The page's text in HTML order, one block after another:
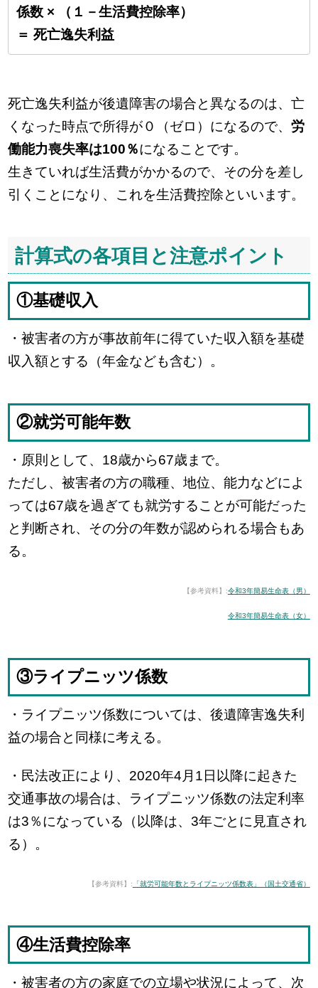
係数 × （１－生活費控除率）
＝ 死亡逸失利益
死亡逸失利益が後遺障害の場合と異なるのは、亡
くなった時点で所得が０（ゼロ）になるので、労
働能力喪失率は100％になることです。
生きていれば生活費がかかるので、その分を差し
引くことになり、これを生活費控除といいます。
計算式の各項目と注意ポイント
①基礎収入
・被害者の方が事故前年に得ていた収入額を基礎
収入額とする（年金なども含む）。
②就労可能年数
・原則として、18歳から67歳まで。
ただし、被害者の方の職種、地位、能力などによ
っては67歳を過ぎても就労することが可能だった
と判断され、その分の年数が認められる場合もあ
る。
【参考資料】:令和3年簡易生命表（男）
令和3年簡易生命表（女）
③ライプニッツ係数
・ライプニッツ係数については、後遺障害逸失利
益の場合と同様に考える。
・民法改正により、2020年4月1日以降に起きた
交通事故の場合は、ライプニッツ係数の法定利率
は3％になっている（以降は、3年ごとに見直され
る）。
【参考資料】: 「就労可能年数とライプニッツ係数表」（国土交通省）
④生活費控除率
・被害者の方の家庭での立場や状況によって、次